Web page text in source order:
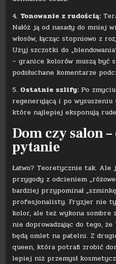
4. Tonowanie z rudością:
Nałóż ją od nasady do mniej
włosów, łącząc stopniowo z
Użyj szczotki do
– granice kolorów muszą być
podsłuchane komentarze
5. Ostatnie szlify: Po
regenerującą i po
które najlepiej eksponują
Dom czy salon
pytanie
Łatwo? Teoretycznie tak. Ale
przygody z odcieniem
bardziej przypominał
profesjonalisty. Fryzjer nie
kolor, ale też wykona
nie doprowadzając do tego,
będą omlet na patelni. Z
queen, która potrafi zrobić
lepiej niż przemysł